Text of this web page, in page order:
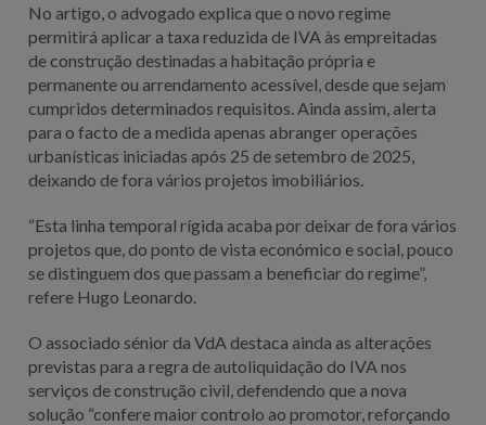
No artigo, o advogado explica que o novo regime
permitirá aplicar a taxa reduzida de IVA às empreitadas
de construção destinadas a habitação própria e
permanente ou arrendamento acessível, desde que sejam
cumpridos determinados requisitos. Ainda assim, alerta
para o facto de a medida apenas abranger operações
urbanísticas iniciadas após 25 de setembro de 2025,
deixando de fora vários projetos imobiliários.
“Esta linha temporal rígida acaba por deixar de fora vários
projetos que, do ponto de vista económico e social, pouco
se distinguem dos que passam a beneficiar do regime”,
refere Hugo Leonardo.
O associado sénior da VdA destaca ainda as alterações
previstas para a regra de autoliquidação do IVA nos
serviços de construção civil, defendendo que a nova
solução “confere maior controlo ao promotor, reforçando